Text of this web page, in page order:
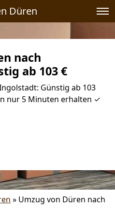
Düren
nach
ab 103 €
Günstig ab 103
nur 5 Minuten erhalten ✓
» Umzug von Düren nach